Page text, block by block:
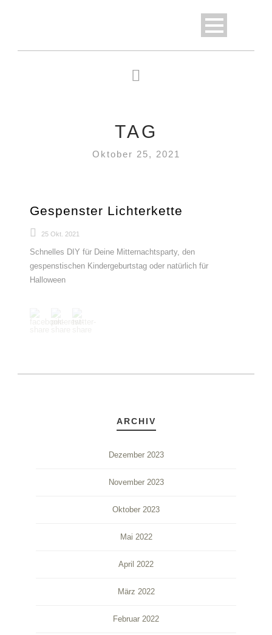
TAG
Oktober 25, 2021
Gespenster Lichterkette
25 Okt. 2021
Schnelles DIY für Deine Mitternachtsparty, den
gespenstischen Kindergeburtstag oder natürlich für
Halloween
ARCHIV
Dezember 2023
November 2023
Oktober 2023
Mai 2022
April 2022
März 2022
Februar 2022